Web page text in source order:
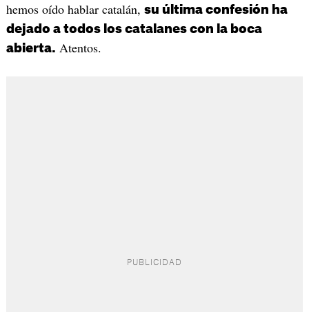
hemos oído hablar catalán, su última confesión ha
dejado a todos los catalanes con la boca
abierta. Atentos.